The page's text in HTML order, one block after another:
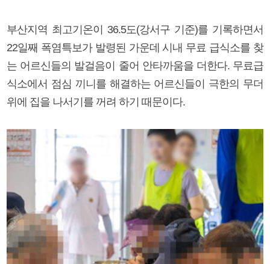
부산지역 최고기온이 36.5도(강서구 기준)를 기록하면서
22일째 폭염특보가 발령된 가운데 시내 무료 급식소를 찾
는 어르신들의 발걸음이 줄어 안타까움을 더한다. 무료급
식소에서 점심 끼니를 해결하는 어르신들이 극한의 무더
위에 집을 나서기를 꺼려 하기 때문이다.